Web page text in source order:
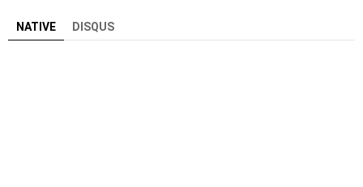
NATIVE DISQUS